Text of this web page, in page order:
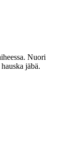
Nuori
jäbä.